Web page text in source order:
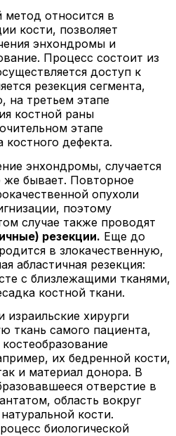
относится в
кости, позволяет
энхондромы и
Процесс состоит из
доступ к
резекция сегмента,
на третьем этапе
костной раны
этапе
костного дефекта.
энхондромы, случается
же бывает. Повторное
опухоли
поэтому
случае также проводят
резекции. Еще до
в злокачественную,
абластичная резекция:
с близлежащими тканями,
костной ткани.
хирурги
ткань самого пациента,
их бедренной кости,
и материал донора. В
отверстие в
область вокруг
кости.
биологической